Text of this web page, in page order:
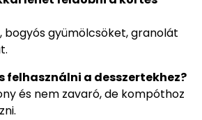
bogyós gyümölcsöket, granolát
felhasználni a desszertekhez?
és nem zavaró, de kompóthoz